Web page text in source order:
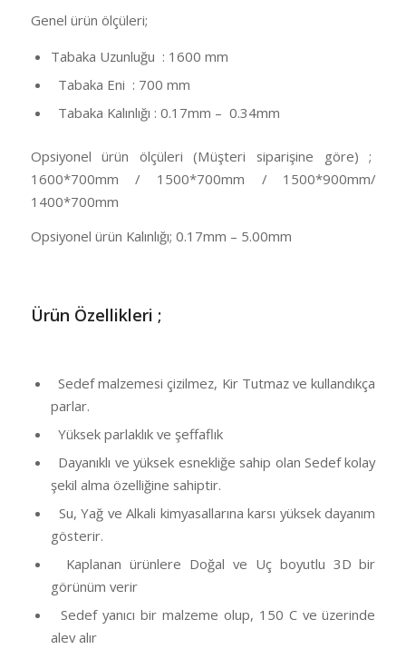
Genel ürün ölçüleri;
Tabaka Uzunluğu : 1600 mm
Tabaka Eni : 700 mm
Tabaka Kalınlığı : 0.17mm – 0.34mm
Opsiyonel ürün ölçüleri (Müşteri siparişine göre) ;
1600*700mm / 1500*700mm / 1500*900mm/
1400*700mm
Opsiyonel ürün Kalınlığı; 0.17mm – 5.00mm
Ürün Özellikleri ;
Sedef malzemesi çizilmez, Kir Tutmaz ve kullandıkça
parlar.
Yüksek parlaklık ve şeffaflık
Dayanıklı ve yüksek esnekliğe sahip olan Sedef kolay
şekil alma özelliğine sahiptir.
Su, Yağ ve Alkali kimyasallarına karsı yüksek dayanım
gösterir.
Kaplanan ürünlere Doğal ve Uç boyutlu 3D bir
görünüm verir
Sedef yanıcı bir malzeme olup, 150 C ve üzerinde
alev alır